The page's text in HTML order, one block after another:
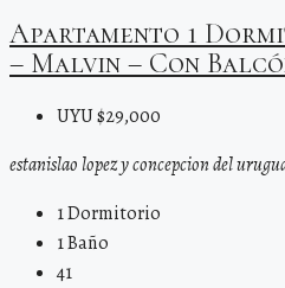
Apartamento 1
– Malvin – Con
UYU $29,000
estanislao lopez y concepcion del
1Dormitorio
1Baño
41